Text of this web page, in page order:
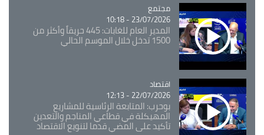
Catégorie
مجتمع
23/07/2026 - 10:18
المدير العام للغابات: 445 حريقاً وأكثر من
1500 تدخل خلال الموسم الحالي
Catégorie
اقتصاد
22/07/2026 - 12:13
بوحرب: المتابعة الرئاسية للمشاريع
المهيكلة في قطاعي المناجم والتعدين
تأكيد على المضي قدما لتنويع الاقتصاد